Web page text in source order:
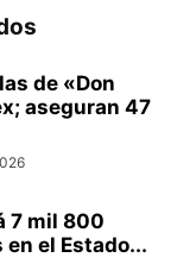
de «Don
aseguran 47
7 mil 800
el Estado...